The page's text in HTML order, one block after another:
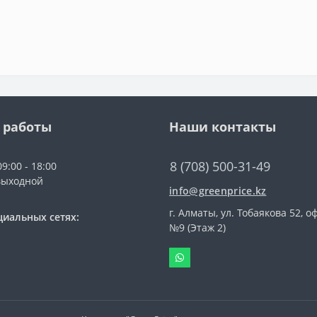
- 18:00
сетях:
Наши контакты
8 (708) 500-31-49
info@greenprice.kz
г. Алматы, ул. Тобаякова 52,
№9 (Этаж 2)